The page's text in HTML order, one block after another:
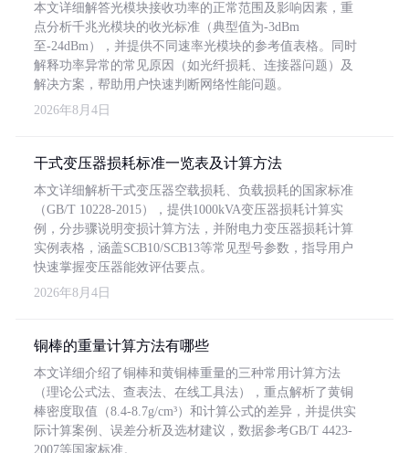
本文详细解答光模块接收功率的正常范围及影响因素，重
点分析千兆光模块的收光标准（典型值为-3dBm
至-24dBm），并提供不同速率光模块的参考值表格。同时
解释功率异常的常见原因（如光纤损耗、连接器问题）及
解决方案，帮助用户快速判断网络性能问题。
2026年8月4日
干式变压器损耗标准一览表及计算方法
本文详细解析干式变压器空载损耗、负载损耗的国家标准
（GB/T 10228-2015），提供1000kVA变压器损耗计算实
例，分步骤说明变损计算方法，并附电力变压器损耗计算
实例表格，涵盖SCB10/SCB13等常见型号参数，指导用户
快速掌握变压器能效评估要点。
2026年8月4日
铜棒的重量计算方法有哪些
本文详细介绍了铜棒和黄铜棒重量的三种常用计算方法
（理论公式法、查表法、在线工具法），重点解析了黄铜
棒密度取值（8.4-8.7g/cm³）和计算公式的差异，并提供实
际计算案例、误差分析及选材建议，数据参考GB/T 4423-
2007等国家标准。